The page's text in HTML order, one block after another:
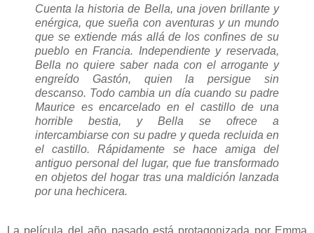
Cuenta la historia de Bella, una joven brillante y
enérgica, que sueña con aventuras y un mundo
que se extiende más allá de los confines de su
pueblo en Francia. Independiente y reservada,
Bella no quiere saber nada con el arrogante y
engreído Gastón, quien la persigue sin
descanso. Todo cambia un día cuando su padre
Maurice es encarcelado en el castillo de una
horrible bestia, y Bella se ofrece a
intercambiarse con su padre y queda recluida en
el castillo. Rápidamente se hace amiga del
antiguo personal del lugar, que fue transformado
en objetos del hogar tras una maldición lanzada
por una hechicera.
La película del año pasado está protagonizada por Emma